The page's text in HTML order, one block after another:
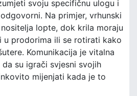
svoju specifičnu ulogu i
Na primjer, vrhunski
lopte, dok krila moraju
u prodorima ili se rotirati kako
Komunikacija je vitalna
su igrači svjesni svojih
mijenjati kada je to